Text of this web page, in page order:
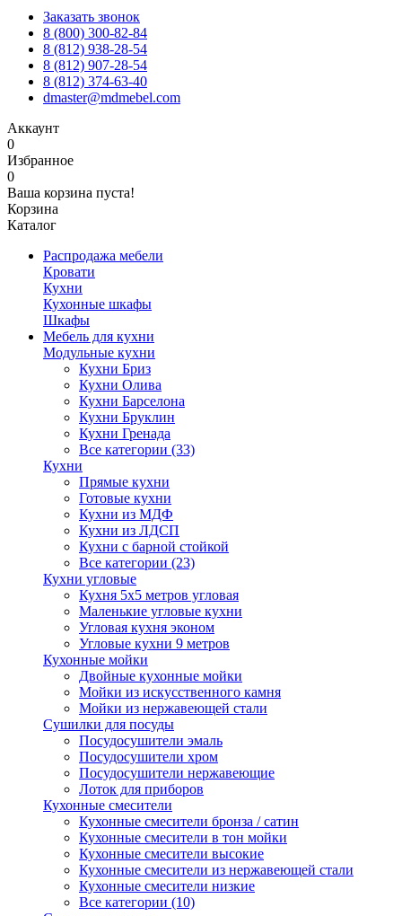
Заказать звонок
8 (800) 300-82-84
8 (812) 938-28-54
8 (812) 907-28-54
8 (812) 374-63-40
dmaster@mdmebel.com
Аккаунт
0
Избранное
0
Ваша корзина пуста!
Корзина
Каталог
Распродажа мебели
Кровати
Кухни
Кухонные шкафы
Шкафы
Мебель для кухни
Модульные кухни
Кухни Бриз
Кухни Олива
Кухни Барселона
Кухни Бруклин
Кухни Гренада
Все категории (33)
Кухни
Прямые кухни
Готовые кухни
Кухни из МДФ
Кухни из ЛДСП
Кухни с барной стойкой
Все категории (23)
Кухни угловые
Кухня 5х5 метров угловая
Маленькие угловые кухни
Угловая кухня эконом
Угловые кухни 9 метров
Кухонные мойки
Двойные кухонные мойки
Мойки из искусственного камня
Мойки из нержавеющей стали
Сушилки для посуды
Посудосушители эмаль
Посудосушители хром
Посудосушители нержавеющие
Лоток для приборов
Кухонные смесители
Кухонные смесители бронза / сатин
Кухонные смесители в тон мойки
Кухонные смесители высокие
Кухонные смесители из нержавеющей стали
Кухонные смесители низкие
Все категории (10)